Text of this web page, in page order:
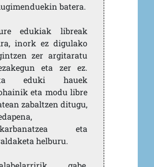
batera.
edukiak libreak
inork ez digulako
zer argitaratu
eta zer ez.
eduki hauek
eta modu libre
zabaltzen ditugu,
eta
helburu.